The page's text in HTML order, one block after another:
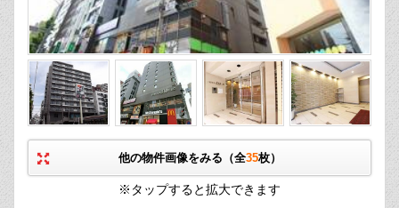
他の物件画像をみる（全35枚）
※タップすると拡大できます